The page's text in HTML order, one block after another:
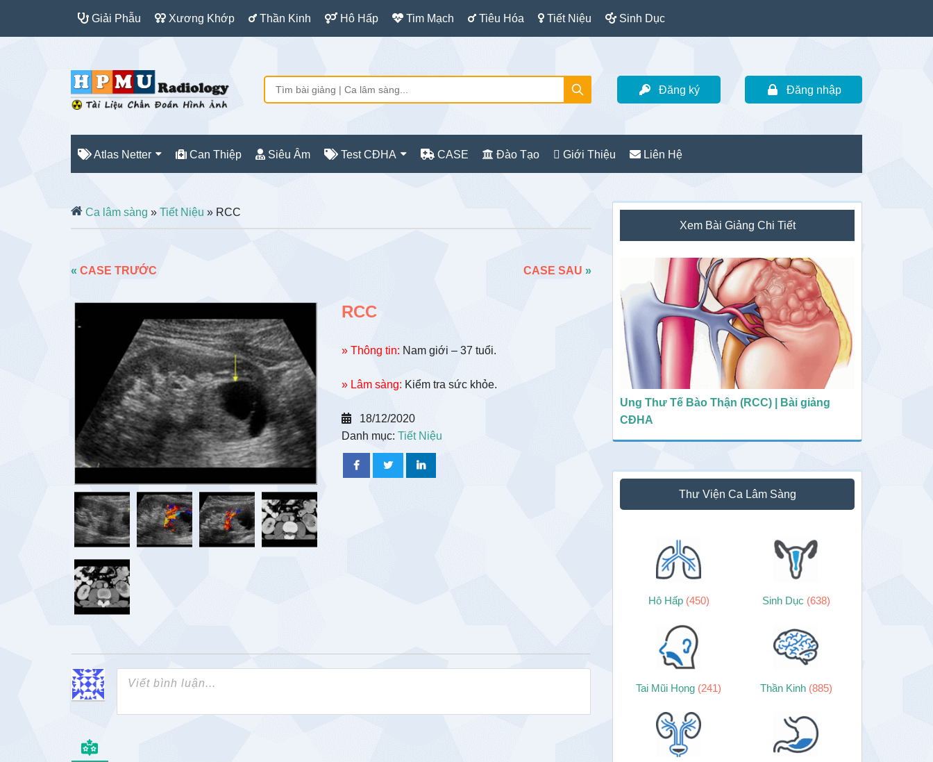
Giải Phẫu Xương Khớp Thần Kinh Hô Hấp Tim Mạch Tiêu Hóa Tiết Niệu Sinh Dục
Đăng ký Đăng nhập
Atlas Netter Can Thiệp Siêu Âm Test CĐHA CASE Đào Tạo Giới Thiệu Liên Hệ
Ca lâm sàng » Tiết Niệu » RCC
« CASE TRƯỚC CASE SAU »
RCC
» Thông tin: Nam giới – 37 tuổi.
» Lâm sàng: Kiểm tra sức khỏe.
18/12/2020
Danh mục: Tiết Niệu
Sidebar
chính
Xem Bài Giảng Chi Tiết
Ung Thư Tế Bào Thận (RCC) | Bài giảng
CĐHA
Thư Viện Ca Lâm Sàng
Hô Hấp (450) Sinh Dục (638)
Tai Mũi Họng (241) Thần Kinh (885)